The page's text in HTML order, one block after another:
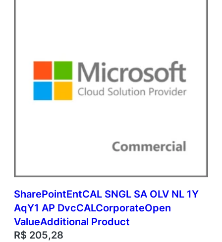
SharePointEntCAL SNGL SA OLV NL 1Y
AqY1 AP DvcCALCorporateOpen
ValueAdditional Product
R$ 205,28